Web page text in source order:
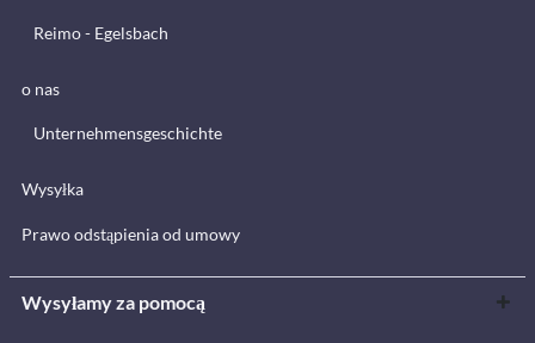
Reimo - Egelsbach
o nas
Unternehmensgeschichte
Wysyłka
Prawo odstąpienia od umowy
Wysyłamy za pomocą